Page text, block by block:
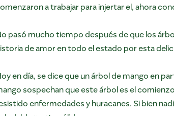
a trabajar para injertar el, ahora
pasó mucho tiempo después de que los
de amor en todo el estado por esta
en día, se dice que un árbol de mango en
sospechan que este árbol es el
enfermedades y huracanes. Si bien